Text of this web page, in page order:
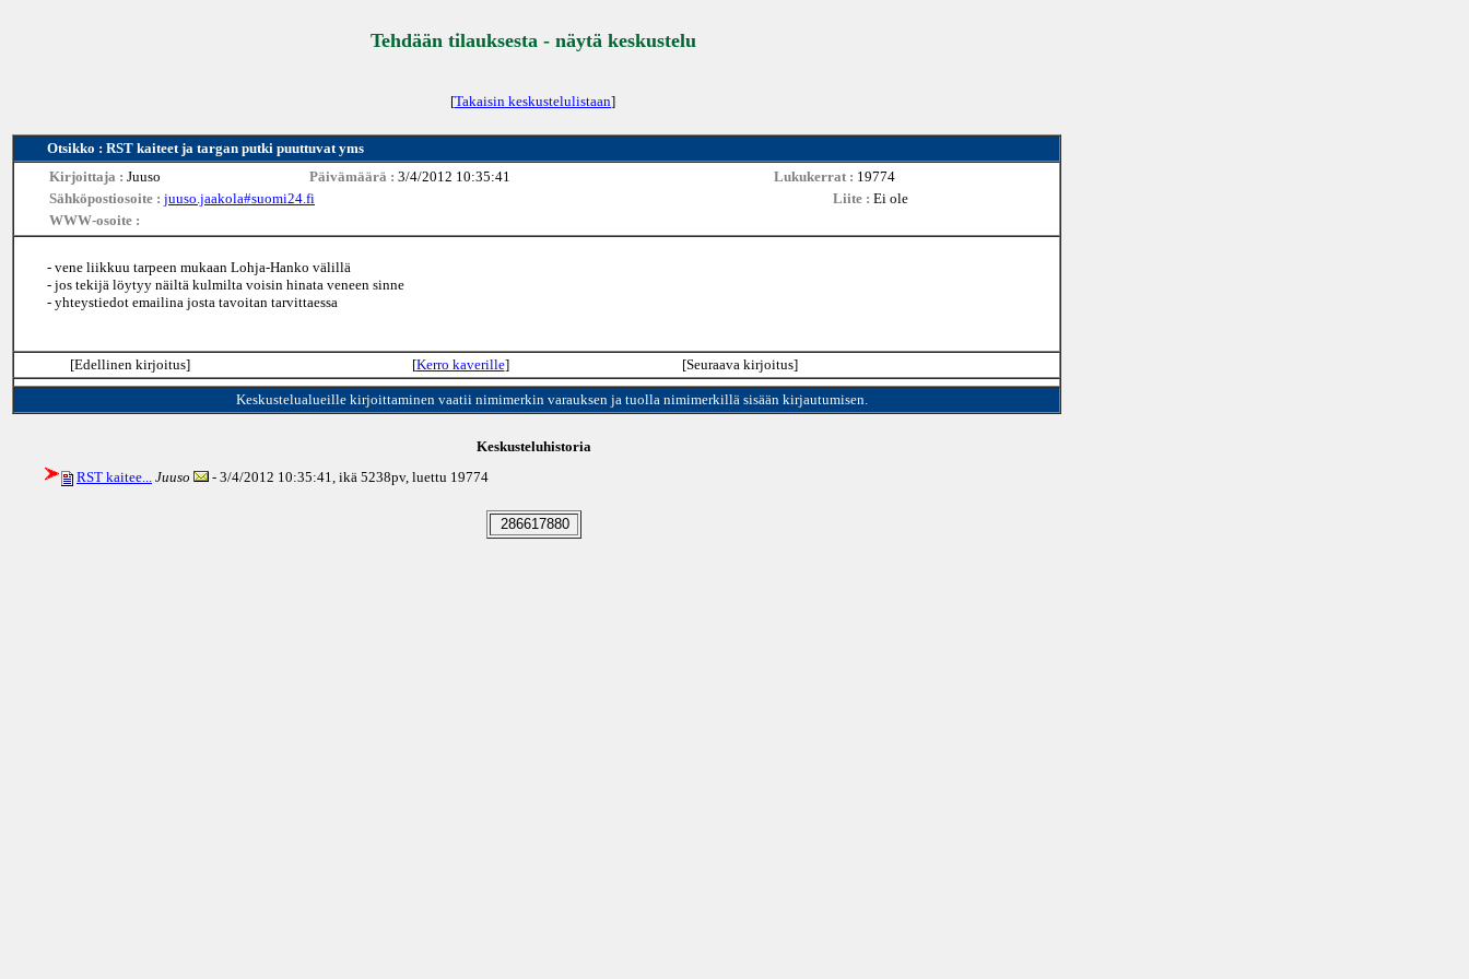
Tehdään tilauksesta - näytä keskustelu
[Takaisin keskustelulistaan]
Otsikko : RST kaiteet ja targan putki puuttuvat yms
Kirjoittaja : Juuso Päivämäärä : 3/4/2012 10:35:41 Lukukerrat : 19774
Sähköpostiosoite : juuso.jaakola#suomi24.fi Liite : Ei ole
WWW-osoite :
- vene liikkuu tarpeen mukaan Lohja-Hanko välillä
- jos tekijä löytyy näiltä kulmilta voisin hinata veneen sinne
- yhteystiedot emailina josta tavoitan tarvittaessa
[Edellinen kirjoitus] [Kerro kaverille] [Seuraava kirjoitus]
Keskustelualueille kirjoittaminen vaatii nimimerkin varauksen ja tuolla nimimerkillä sisään kirjautumisen.
Keskusteluhistoria
RST kaitee... Juuso - 3/4/2012 10:35:41, ikä 5238pv, luettu 19774
286617880